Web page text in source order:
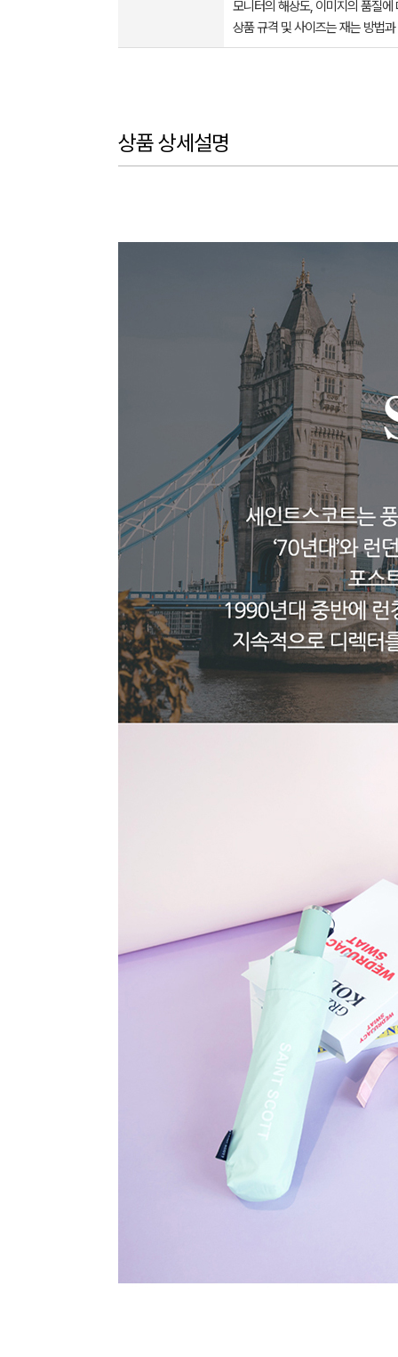
모니터의 해상도, 이미지의 품질
상품 규격 및 사이즈는 재는 방법
상품 상세설명